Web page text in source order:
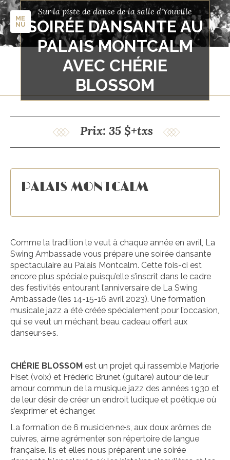
ME
NU
Sur la piste de danse de la salle d'Youville
SOIRÉE DANSANTE AU
PALAIS MONTCALM
AVEC CHÉRIE
BLOSSOM
Prix: 35 $+txs
PALAIS MONTCALM
Comme la tradition le veut à chaque année en avril, La
Swing Ambassade vous prépare une soirée dansante
spectaculaire au Palais Montcalm. Cette fois-ci est
encore plus spéciale puisqu’elle s’inscrit dans le cadre
des festivités entourant l’anniversaire de La Swing
Ambassade (les 14-15-16 avril 2023). Une formation
musicale jazz a été créée spécialement pour l’occasion,
qui se veut un méchant beau cadeau offert aux
danseur·se·s.
CHÉRIE BLOSSOM est un projet qui rassemble Marjorie
Fiset (voix) et Frédéric Brunet (guitare) autour de leur
amour commun de la musique jazz des années 1930 et
de leur désir de créer un endroit ludique et poétique où
s’exprimer et échanger.
La formation de 6 musicien·ne·s, aux doux arômes de
cuivres, aime agrémenter son répertoire de langue
française. Ils et elles nous préparent une soirée